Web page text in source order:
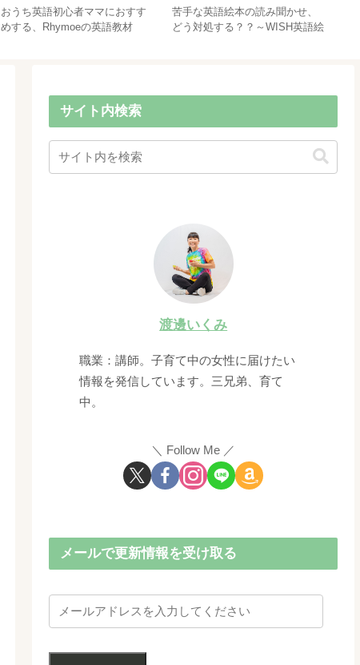
おうち英語初心者ママにおすす
めする、Rhymoeの英語教材
苦手な英語絵本の読み聞かせ、
どう対処する？？～WISH英語絵
サイト内検索
渡邊いくみ
職業：講師。子育て中の女性に届けたい
情報を発信しています。三兄弟、育て
中。
Follow Me
メールで更新情報を受け取る